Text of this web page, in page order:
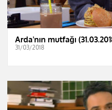
Arda'nın mutfağı
31/03/2018